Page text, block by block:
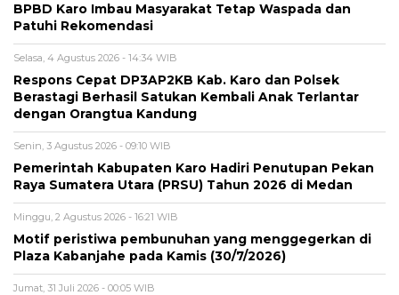
BPBD Karo Imbau Masyarakat Tetap Waspada dan
Patuhi Rekomendasi
Selasa, 4 Agustus 2026 - 14:34 WIB
Respons Cepat DP3AP2KB Kab. Karo dan Polsek
Berastagi Berhasil Satukan Kembali Anak Terlantar
dengan Orangtua Kandung
Senin, 3 Agustus 2026 - 09:10 WIB
Pemerintah Kabupaten Karo Hadiri Penutupan Pekan
Raya Sumatera Utara (PRSU) Tahun 2026 di Medan
Minggu, 2 Agustus 2026 - 16:21 WIB
Motif peristiwa pembunuhan yang menggegerkan di
Plaza Kabanjahe pada Kamis (30/7/2026)
Jumat, 31 Juli 2026 - 00:05 WIB